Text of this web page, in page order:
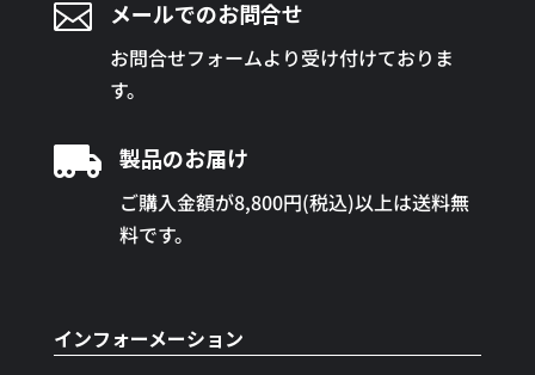
 メールでのお問合せ
お問合せフォームより受け付けておりま
す。
 製品のお届け
ご購入金額が8,800円(税込)以上は送料無
料です。
インフォーメーション